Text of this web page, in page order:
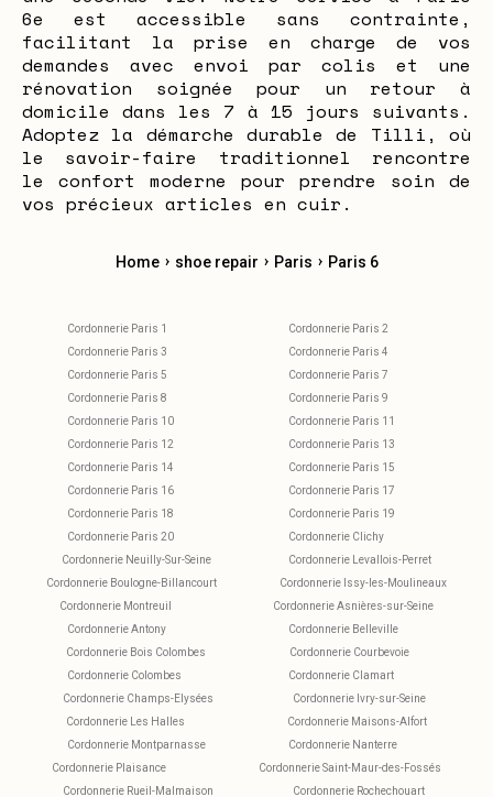
6e est accessible sans contrainte,
facilitant la prise en charge de vos
demandes avec envoi par colis et une
rénovation soignée pour un retour à
domicile dans les 7 à 15 jours suivants.
Adoptez la démarche durable de Tilli, où
le savoir-faire traditionnel rencontre
le confort moderne pour prendre soin de
vos précieux articles en cuir.
Home › shoe repair › Paris › Paris 6
Cordonnerie Paris 1
Cordonnerie Paris 2
Cordonnerie Paris 3
Cordonnerie Paris 4
Cordonnerie Paris 5
Cordonnerie Paris 7
Cordonnerie Paris 8
Cordonnerie Paris 9
Cordonnerie Paris 10
Cordonnerie Paris 11
Cordonnerie Paris 12
Cordonnerie Paris 13
Cordonnerie Paris 14
Cordonnerie Paris 15
Cordonnerie Paris 16
Cordonnerie Paris 17
Cordonnerie Paris 18
Cordonnerie Paris 19
Cordonnerie Paris 20
Cordonnerie Clichy
Cordonnerie Neuilly-Sur-Seine
Cordonnerie Levallois-Perret
Cordonnerie Boulogne-Billancourt
Cordonnerie Issy-les-Moulineaux
Cordonnerie Montreuil
Cordonnerie Asnières-sur-Seine
Cordonnerie Antony
Cordonnerie Belleville
Cordonnerie Bois Colombes
Cordonnerie Courbevoie
Cordonnerie Colombes
Cordonnerie Clamart
Cordonnerie Champs-Elysées
Cordonnerie Ivry-sur-Seine
Cordonnerie Les Halles
Cordonnerie Maisons-Alfort
Cordonnerie Montparnasse
Cordonnerie Nanterre
Cordonnerie Plaisance
Cordonnerie Saint-Maur-des-Fossés
Cordonnerie Rueil-Malmaison
Cordonnerie Rochechouart